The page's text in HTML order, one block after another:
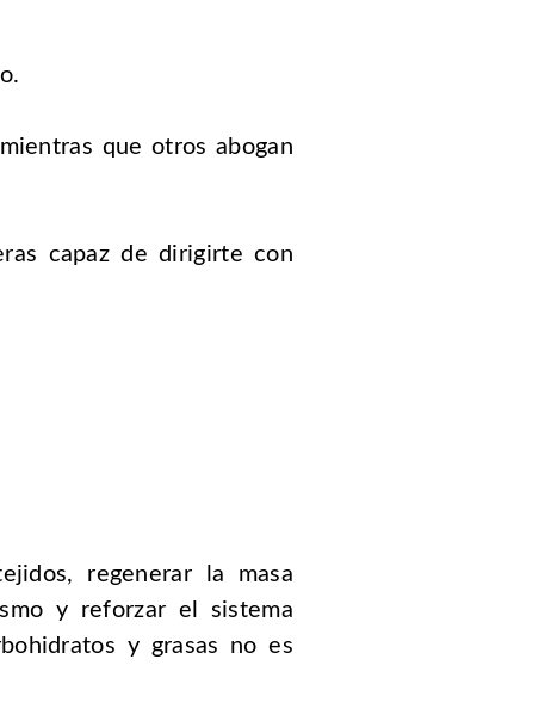
que otros abogan
capaz de dirigirte con
regenerar la masa
y reforzar el sistema
y grasas no es